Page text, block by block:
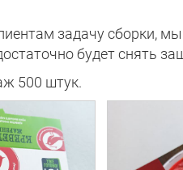
задачу сборки,
будет снять
500 штук.